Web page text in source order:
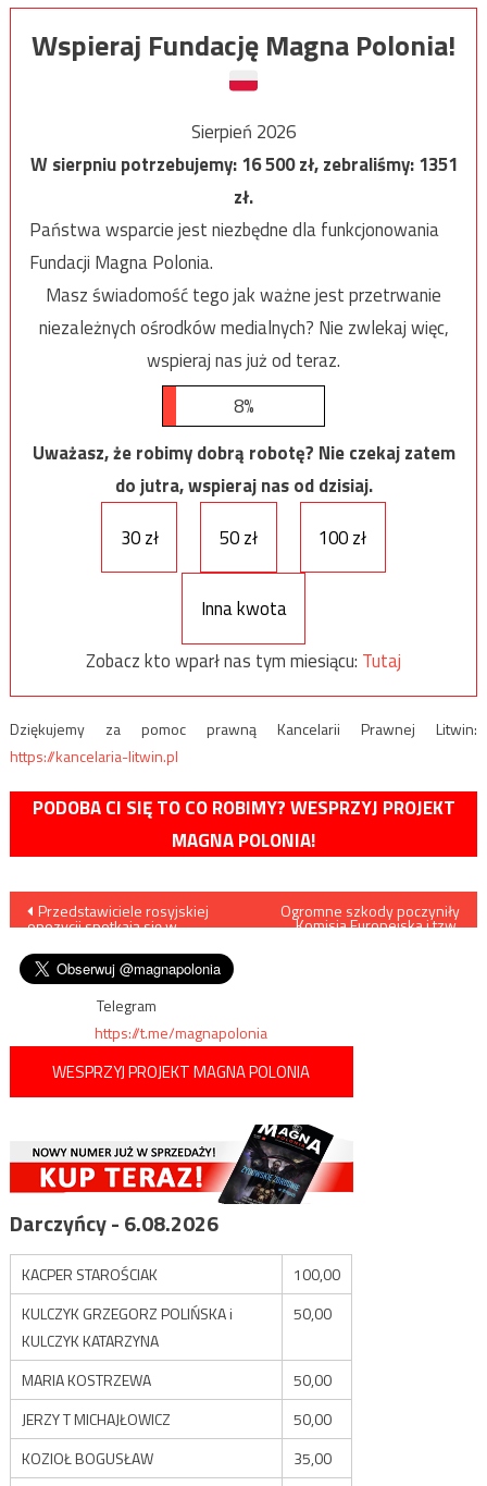
Wspieraj Fundację Magna Polonia!
Sierpień 2026
W sierpniu potrzebujemy:16 500zł, zebraliśmy:1351
zł.
Państwa wsparcie jest niezbędne dla funkcjonowania
Fundacji Magna Polonia.
Masz świadomość tego jak ważne jest przetrwanie
niezależnych ośrodków medialnych? Nie zwlekaj więc,
wspieraj nas już od teraz.
8%
Uważasz, że robimy dobrą robotę? Nie czekaj zatem
do jutra, wspieraj nas od dzisiaj.
30 zł
50 zł 100 zł
Inna kwota
Zobacz kto wparł nas tym miesiącu: Tutaj
Dziękujemy za pomoc prawną Kancelarii Prawnej Litwin:
https://kancelaria-litwin.pl
PODOBA CI SIĘ TO CO ROBIMY? WESPRZYJ PROJEKT
MAGNA POLONIA!
Nawigacja
wpisu
Przedstawiciele rosyjskiej
opozycji spotkają się w
Ogromne szkody poczyniły
Komisja Europejska i tzw.
Telegram
https://t.me/magnapolonia
WESPRZYJ PROJEKT MAGNA POLONIA
Darczyńcy - 6.08.2026
KACPER STAROŚCIAK
100,00
KULCZYK GRZEGORZ POLIŃSKA i
KULCZYK KATARZYNA
50,00
MARIA KOSTRZEWA
50,00
JERZY T MICHAJŁOWICZ
50,00
KOZIOŁ BOGUSŁAW
35,00